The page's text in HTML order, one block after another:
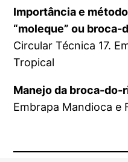
Importância e
“moleque” ou
Circular Técnica 17.
Tropical
Manejo da broca-do-
Embrapa Mandioca e